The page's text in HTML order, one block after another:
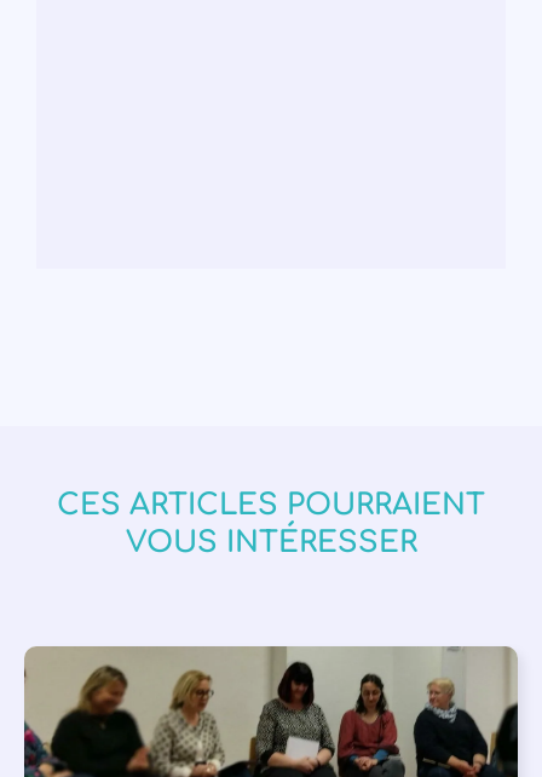
CES ARTICLES POURRAIENT
VOUS INTÉRESSER
APPEL À SOUTIEN , VIE DE L'ASSOCIATION